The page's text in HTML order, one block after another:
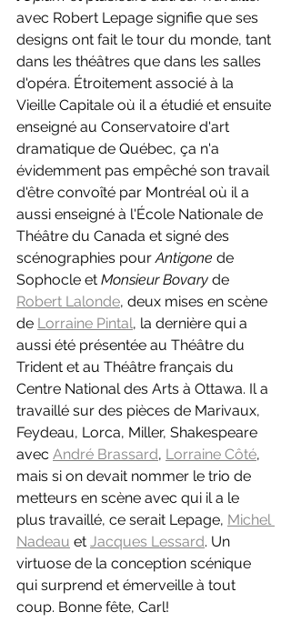
avec Robert Lepage signifie que ses
designs ont fait le tour du monde, tant
dans les théâtres que dans les salles
d'opéra. Étroitement associé à la
Vieille Capitale où il a étudié et ensuite
enseigné au Conservatoire d'art
dramatique de Québec, ça n'a
évidemment pas empêché son travail
d'être convoîté par Montréal où il a
aussi enseigné à l'École Nationale de
Théâtre du Canada et signé des
scénographies pour Antigone de
Sophocle et Monsieur Bovary de
Robert Lalonde, deux mises en scène
de Lorraine Pintal, la dernière qui a
aussi été présentée au Théâtre du
Trident et au Théâtre français du
Centre National des Arts à Ottawa. Il a
travaillé sur des pièces de Marivaux,
Feydeau, Lorca, Miller, Shakespeare
avec André Brassard, Lorraine Côté,
mais si on devait nommer le trio de
metteurs en scène avec qui il a le
plus travaillé, ce serait Lepage, Michel
Nadeau et Jacques Lessard. Un
virtuose de la conception scénique
qui surprend et émerveille à tout
coup. Bonne fête, Carl!